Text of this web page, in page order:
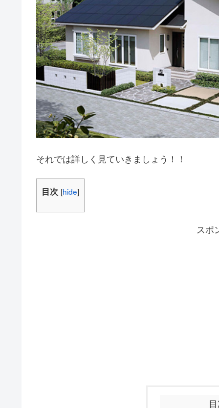
それでは詳しく見ていきましょう！！
目次 [hide]
スポ